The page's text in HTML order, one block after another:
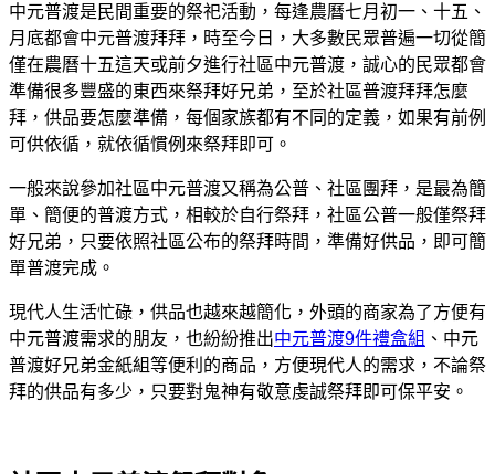
中元普渡是民間重要的祭祀活動，每逢農曆七月初一、十五、
月底都會中元普渡拜拜，時至今日，大多數民眾普遍一切從簡
僅在農曆十五這天或前夕進行社區中元普渡，誠心的民眾都會
準備很多豐盛的東西來祭拜好兄弟，至於社區普渡拜拜怎麼
拜，供品要怎麼準備，每個家族都有不同的定義，如果有前例
可供依循，就依循慣例來祭拜即可。
一般來說參加社區中元普渡又稱為公普、社區團拜，是最為簡
單、簡便的普渡方式，相較於自行祭拜，社區公普一般僅祭拜
好兄弟，只要依照社區公布的祭拜時間，準備好供品，即可簡
單普渡完成。
現代人生活忙碌，供品也越來越簡化，外頭的商家為了方便有
中元普渡需求的朋友，也紛紛推出中元普渡9件禮盒組 、中元
普渡好兄弟金紙組等便利的商品，方便現代人的需求，不論祭
拜的供品有多少，只要對鬼神有敬意虔誠祭拜即可保平安。